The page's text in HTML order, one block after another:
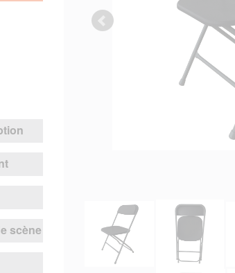
scène